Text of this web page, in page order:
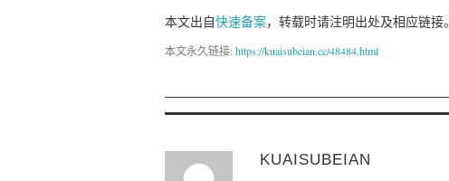
本文出自快速备案，转载时请注明出处及相应链接。
本文永久链接: https://kuaisubeian.cc/48484.html
KUAISUBEIAN